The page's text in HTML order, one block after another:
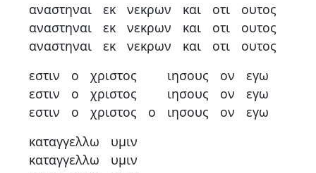
αναστηναι
αναστηναι
αναστηναι
εκ
εκ
εκ
νεκρων
νεκρων
νεκρων
και
και
και
οτι
οτι
οτι
ουτος
ουτος
ουτος
εστιν
εστιν
εστιν
ο
ο
ο
χριστος
χριστος
χριστος
ο
ιησους
ιησους
ιησους
ον
ον
ον
εγω
εγω
εγω
καταγγελλω
καταγγελλω
υμιν
υμιν